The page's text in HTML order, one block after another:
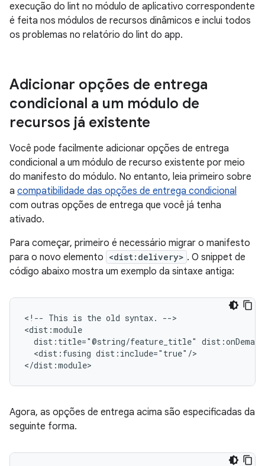
execução do lint no módulo de aplicativo correspondente
é feita nos módulos de recursos dinâmicos e inclui todos
os problemas no relatório do lint do app.
Adicionar opções de entrega
condicional a um módulo de
recursos já existente
Você pode facilmente adicionar opções de entrega
condicional a um módulo de recurso existente por meio
do manifesto do módulo. No entanto, leia primeiro sobre
a compatibilidade das opções de entrega condicional
com outras opções de entrega que você já tenha
ativado.
Para começar, primeiro é necessário migrar o manifesto
para o novo elemento <dist:delivery> . O snippet de
código abaixo mostra um exemplo da sintaxe antiga:
<!-- This is the old syntax.
-->
dist:title="@string/feature_title"
<dist:fusing dist:include="true"/>
Agora, as opções de entrega acima são especificadas da
seguinte forma.